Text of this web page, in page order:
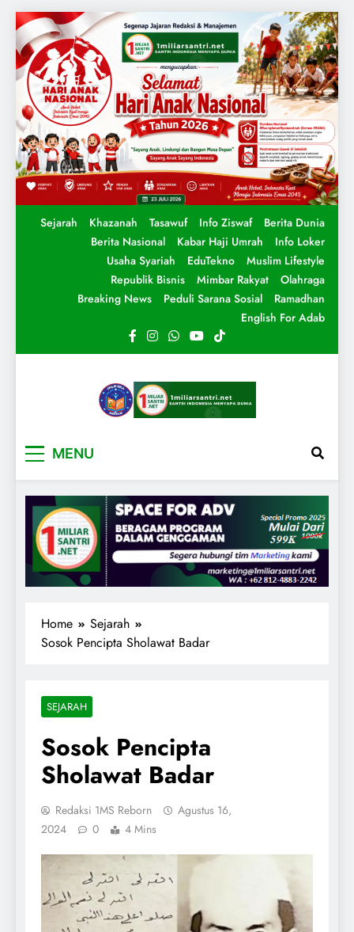
Sejarah Khazanah Tasawuf Info Ziswaf
Berita Dunia
Berita Nasional
Kabar Haji Umrah
Info Loker
Usaha Syariah
EduTekno
Muslim Lifestyle
Republik Bisnis
Mimbar Rakyat
Olahraga
Breaking News
Peduli Sarana Sosial
Ramadhan
English For Adab
MENU
Home
Sejarah
Sosok Pencipta Sholawat Badar
SEJARAH
Sosok Pencipta
Sholawat Badar
Redaksi 1MS Reborn
Agustus 16,
2024
0 4 Mins